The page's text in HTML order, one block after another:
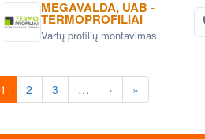
MEGAVALDA, UAB -
TERMOPROFILIAI
Vartų profilių montavimas
1 2 3 … › »